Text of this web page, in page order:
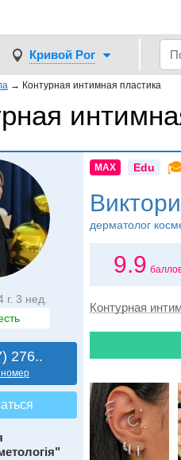
Кривой Рог
→ Контурная интимная пластика
3 нед.
276..
номер
MAX Edu
дерматолог
9.9
Контурная